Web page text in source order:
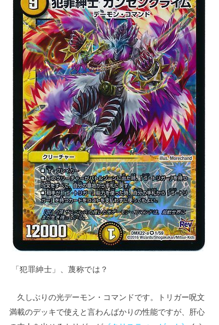
「犯罪紳士」、蔑称では？
久しぶりの光デーモン・コマンドです。トリガー呪文
満載のデッキで使えと言わんばかりの性能ですが、肝心